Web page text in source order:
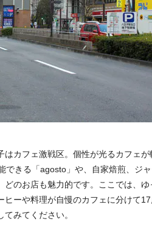
カフェ激戦区。個性が光るカフェ
きる「agosto」や、自家焙煎、ジ
のお店も魅力的です。ここでは、
ーや料理が自慢のカフェに分けて17
みてください。